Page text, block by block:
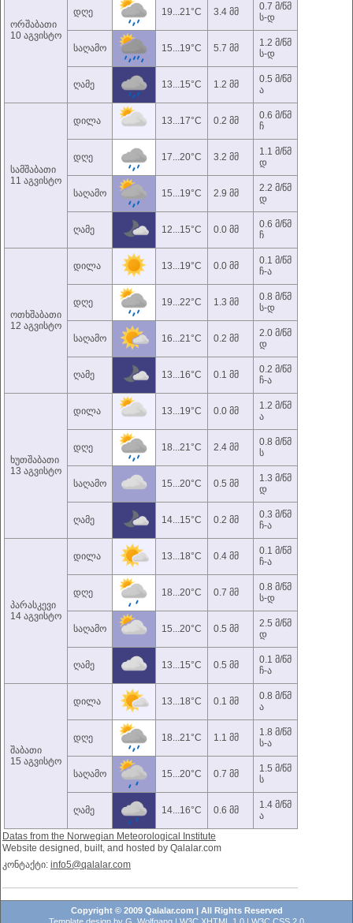
ორშაბათი
10 აგვისტო
დღე 19...21°C 3.4 მმ
0.7 მ/წმ
ს-დ
საღამო 15...19°C 5.7 მმ
1.2 მ/წმ
ს-დ
ღამე 13...15°C 1.2 მმ
0.5 მ/წმ
ა
სამშაბათი
11 აგვისტო
დილა 13...17°C 0.2 მმ
0.6 მ/წმ
ჩ
დღე 17...20°C 3.2 მმ
1.1 მ/წმ
დ
საღამო 15...19°C 2.9 მმ
2.2 მ/წმ
დ
ღამე 12...15°C 0.0 მმ
0.6 მ/წმ
ჩ
ოთხშაბათი
12 აგვისტო
დილა 13...19°C 0.0 მმ
0.1 მ/წმ
ჩ-ა
დღე 19...22°C 1.3 მმ
0.8 მ/წმ
ს-დ
საღამო 16...21°C 0.2 მმ
2.0 მ/წმ
დ
ღამე 13...16°C 0.1 მმ
0.2 მ/წმ
ჩ-ა
ხუთშაბათი
13 აგვისტო
დილა 13...19°C 0.0 მმ
1.2 მ/წმ
ა
დღე 18...21°C 2.4 მმ
0.8 მ/წმ
ს
საღამო 15...20°C 0.5 მმ
1.3 მ/წმ
დ
ღამე 14...15°C 0.2 მმ
0.3 მ/წმ
ჩ-ა
პარასკევი
14 აგვისტო
დილა 13...18°C 0.4 მმ
0.1 მ/წმ
ჩ-ა
დღე 18...20°C 0.7 მმ
0.8 მ/წმ
ს-დ
საღამო 15...20°C 0.5 მმ
2.5 მ/წმ
დ
ღამე 13...15°C 0.5 მმ
0.1 მ/წმ
ჩ-ა
შაბათი
15 აგვისტო
დილა 13...18°C 0.1 მმ
0.8 მ/წმ
ა
დღე 18...21°C 1.1 მმ
1.8 მ/წმ
ს-ა
საღამო 15...20°C 0.7 მმ
1.5 მ/წმ
ს
ღამე 14...16°C 0.6 მმ
1.4 მ/წმ
ა
Datas from the Norwegian Meteorological Institute
Website designed, built, and hosted by Qalalar.com
კონტაქტი: info5@qalalar.com
Copyright © 2009 Qalalar.com | All Rights Reserved